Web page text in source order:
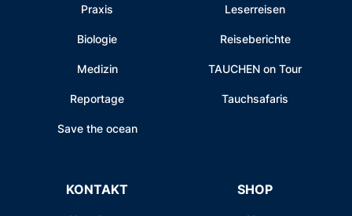
Praxis
Biologie
Medizin
Reportage
Save the ocean
Leserreisen
Reiseberichte
TAUCHEN on Tour
Tauchsafaris
KONTAKT SHOP